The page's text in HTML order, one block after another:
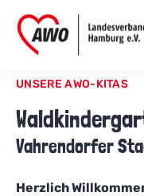
UNSERE AWO-KITAS
Vahrendorfer
Herzlich